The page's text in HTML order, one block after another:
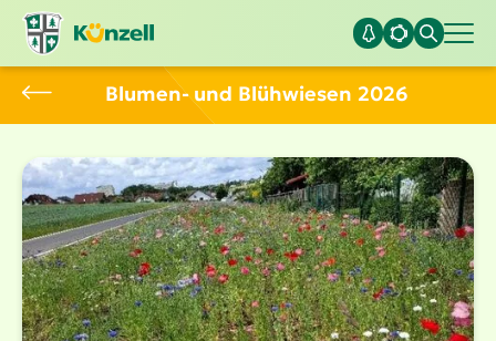
Blumen- und Blühwiesen 2026